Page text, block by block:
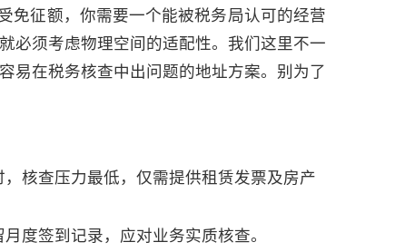
免征额，你需要一个能被税务局认可的经营
必须考虑物理空间的适配性。我们这里不一
易在税务核查中出问题的地址方案。别为了
核查压力最低，仅需提供租赁发票及房产
度签到记录，应对业务实质核查。